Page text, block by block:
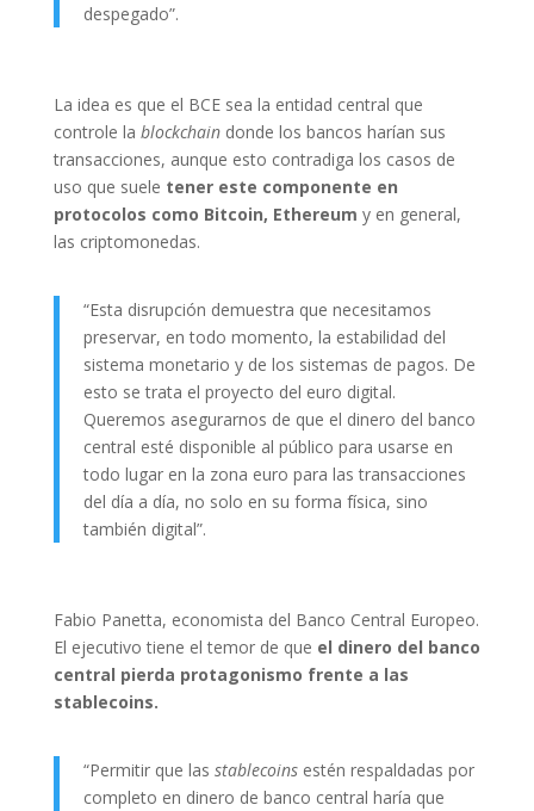
despegado”.
La idea es que el BCE sea la entidad central que
controle la blockchaindonde los bancos harían sus
transacciones, aunque esto contradiga los casos de
uso que suele tener este componente en
protocolos como Bitcoin, Ethereum y en general,
las criptomonedas.
“Esta disrupción demuestra que necesitamos
preservar, en todo momento, la estabilidad del
sistema monetario y de los sistemas de pagos. De
esto se trata el proyecto del euro digital.
Queremos asegurarnos de que el dinero del banco
central esté disponible al público para usarse en
todo lugar en la zona euro para las transacciones
del día a día, no solo en su forma física, sino
también digital”.
Fabio Panetta, economista del Banco Central Europeo.
El ejecutivo tiene el temor de que el dinero del banco
central pierda protagonismo frente a las
stablecoins.
“Permitir que las stablecoinsestén respaldadas por
completo en dinero de banco central haría que